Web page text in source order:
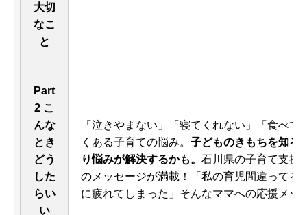
大切
なこ
と
Part
2 こ
んな
とき
どう
した
らい
い
「泣きやまない」「寝てくれない」「食べて
くある子育ての悩み。 子どものきもちを知る
り悩みが解決するかも。 石川県の子育て支援
のメッセージが満載！「私の育児間違ってる
に疲れてしまった」そんなママへの応援メッ